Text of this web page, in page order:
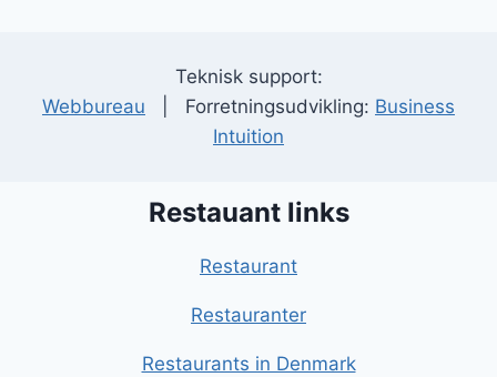
Teknisk support:
Webbureau | Forretningsudvikling: Business
Intuition
Restauant links
Restaurant
Restauranter
Restaurants in Denmark